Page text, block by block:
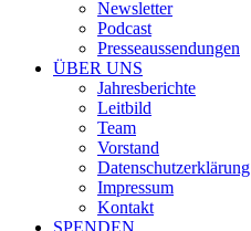
Newsletter
Podcast
Presseaussendungen
ÜBER UNS
Jahresberichte
Leitbild
Team
Vorstand
Datenschutzerklärung
Impressum
Kontakt